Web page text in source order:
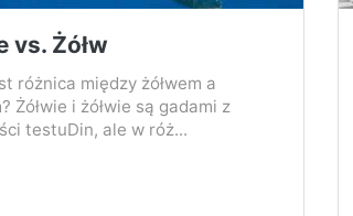
vs. Żółw
różnica między żółwem a
Żółwie i żółwie są gadami z
testuDin, ale w róż...